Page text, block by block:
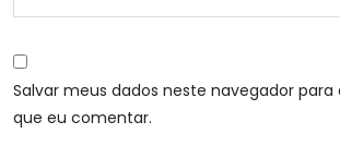
Salvar meus dados neste navegador para
que eu comentar.